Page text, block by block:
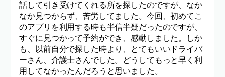
話して引き受けてくれる所を探したのですが、なか
なか見つからず、苦労してました。今回、初めてこ
のアプリを利用する時も半信半疑だったのですが、
すぐに見つかって予約ができ、感動しました。しか
も、以前自分で探した時より、とてもいいドライバ
ーさん、介護士さんでした。どうしてもっと早く利
用してなかったんだろうと思いました。